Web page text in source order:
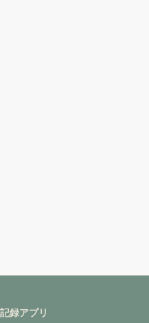
録アプリ